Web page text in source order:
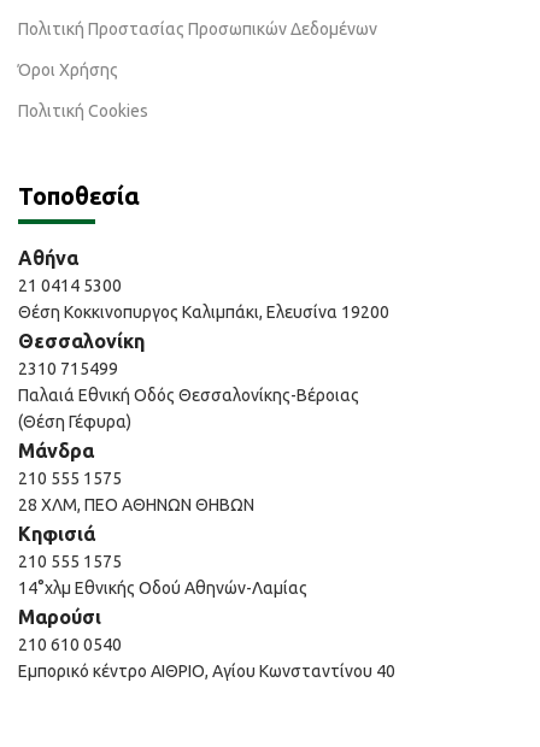
Πολιτική Προστασίας Προσωπικών Δεδομένων
Όροι Χρήσης
Πολιτική Cookies
Τοποθεσία
Αθήνα
21 0414 5300
Θέση Κοκκινοπυργος Καλιμπάκι, Ελευσίνα 19200
Θεσσαλονίκη
2310 715499
Παλαιά Εθνική Οδός Θεσσαλονίκης-Βέροιας
(Θέση Γέφυρα)
Μάνδρα
210 555 1575
28 ΧΛΜ, ΠΕΟ ΑΘΗΝΩΝ ΘΗΒΩΝ
Κηφισιά
210 555 1575
14°χλμ Εθνικής Οδού Αθηνών-Λαμίας
Μαρούσι
210 610 0540
Εμπορικό κέντρο ΑΙΘΡΙΟ, Αγίου Κωνσταντίνου 40